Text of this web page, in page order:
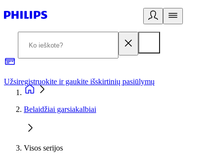
Užsiregistruokite ir gaukite išskirtinių pasiūlymų
Belaidžiai garsiakalbiai
Visos serijos